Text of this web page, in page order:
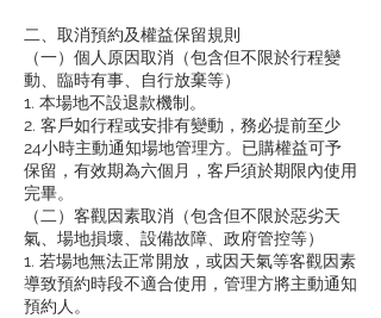
二、取消預約及權益保留規則
（一）個人原因取消（包含但不限於行程變
動、臨時有事、自行放棄等）
1. 本場地不設退款機制。
2. 客戶如行程或安排有變動，務必提前至少
24小時主動通知場地管理方。已購權益可予
保留，有效期為六個月，客戶須於期限內使用
完畢。
（二）客觀因素取消（包含但不限於惡劣天
氣、場地損壞、設備故障、政府管控等）
1. 若場地無法正常開放，或因天氣等客觀因素
導致預約時段不適合使用，管理方將主動通知
預約人。